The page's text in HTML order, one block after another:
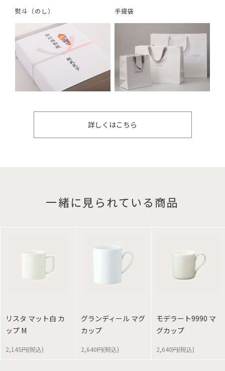
熨斗（のし） 手提袋
詳しくはこちら
一緒に見られている商品
リスタ マット白 カ
ップ M
2,145円(税込)
グランディール マグ
カップ
2,640円(税込)
モデラート9990 マ
グカップ
2,640円(税込)